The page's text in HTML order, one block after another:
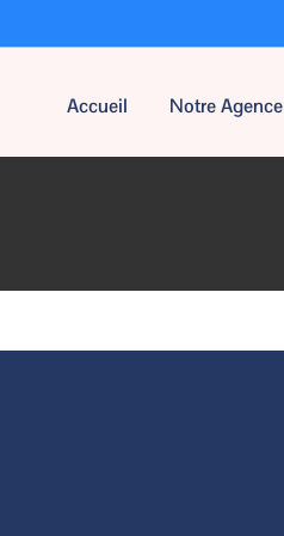
Accueil Notre Agence